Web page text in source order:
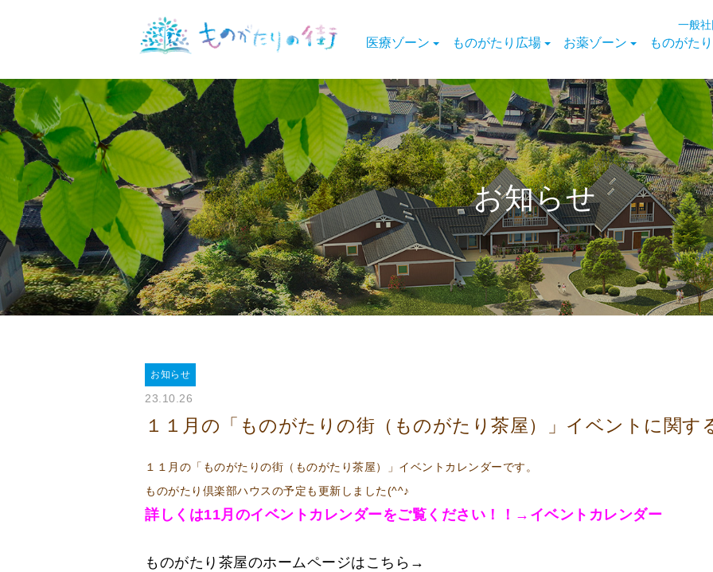
医療ゾーン ものがたり広場 お薬ゾーン
一般
ものがた
お知らせ
お知らせ
23.10.26
１１月の「ものがたりの街（ものがたり茶屋）」イベントに関す
１１月の「ものがたりの街（ものがたり茶屋）」イベントカレンダーです。
ものがたり倶楽部ハウスの予定も更新しました(^^♪
詳しくは11月のイベントカレンダーをご覧ください！！→イベントカレンダー
ものがたり茶屋のホームページはこちら→